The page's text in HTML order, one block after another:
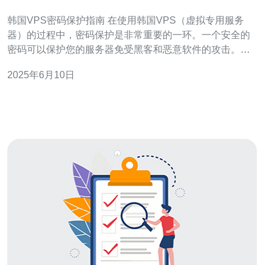
韩国VPS密码保护指南 在使用韩国VPS（虚拟专用服务
器）的过程中，密码保护是非常重要的一环。一个安全的
密码可以保护您的服务器免受黑客和恶意软件的攻击。本
VPS。 一个强密码应该是包含数字、字母和特殊字符的组
2025年6月10日